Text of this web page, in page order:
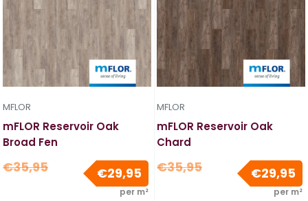
MFLOR
mFLOR Reservoir Oak
Broad Fen
Normale
€35,95 Verkoopprijs
€29,95
per m²
MFLOR
mFLOR Reservoir Oak
Chard
Normale
€35,95 €29,95
per m²